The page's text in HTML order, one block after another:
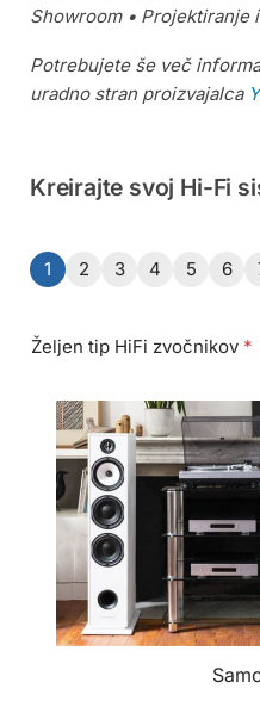
Showroom • Projektiranje
Potrebujete še več
uradno stran proizvajalca
Kreirajte svoj Hi-Fi
1 2 3 4 5 6
Željen tip HiFi zvočnikov *